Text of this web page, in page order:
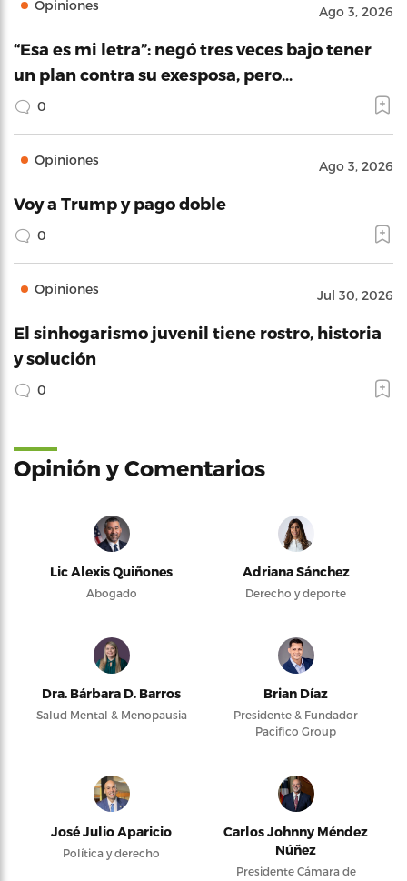
Opiniones Ago 3, 2026
“Esa es mi letra”: negó tres veces bajo tener
un plan contra su exesposa, pero…
0
Opiniones Ago 3, 2026
Voy a Trump y pago doble
0
Opiniones Jul 30, 2026
El sinhogarismo juvenil tiene rostro, historia
y solución
0
Opinión y Comentarios
Lic Alexis Quiñones
Abogado
Adriana Sánchez
Derecho y deporte
Dra. Bárbara D. Barros
Salud Mental & Menopausia
Brian Díaz
Presidente & Fundador
Pacifico Group
José Julio Aparicio
Política y derecho
Carlos Johnny Méndez
Núñez
Presidente Cámara de